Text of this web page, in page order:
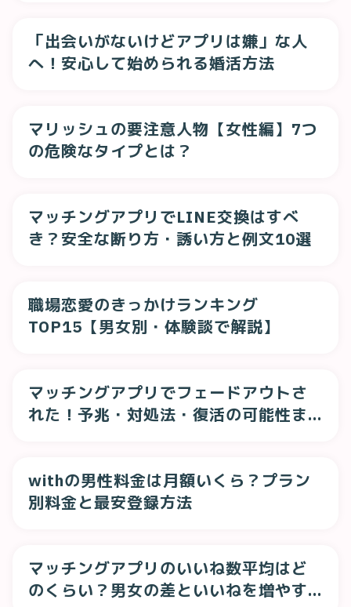
「出会いがないけどアプリは嫌」な人
へ！安心して始められる婚活方法
マリッシュの要注意人物【女性編】7つ
の危険なタイプとは？
マッチングアプリでLINE交換はすべ
き？安全な断り方・誘い方と例文10選
職場恋愛のきっかけランキング
TOP15【男女別・体験談で解説】
マッチングアプリでフェードアウトさ
れた！予兆・対処法・復活の可能性ま
withの男性料金は月額いくら？プラン
別料金と最安登録方法
マッチングアプリのいいね数平均はど
のくらい？男女の差といいねを増やす